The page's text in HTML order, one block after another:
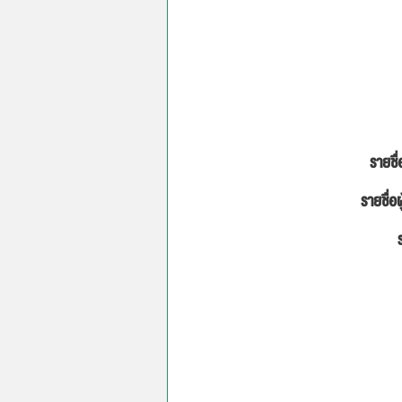
ราย
รายชื่